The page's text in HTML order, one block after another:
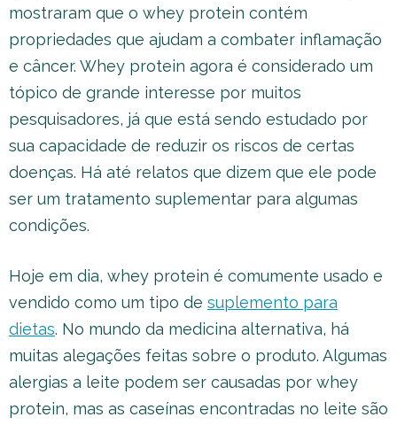
mostraram que o whey protein contém
propriedades que ajudam a combater inflamação
e câncer. Whey protein agora é considerado um
tópico de grande interesse por muitos
pesquisadores, já que está sendo estudado por
sua capacidade de reduzir os riscos de certas
doenças. Há até relatos que dizem que ele pode
ser um tratamento suplementar para algumas
condições.
Hoje em dia, whey protein é comumente usado e
vendido como um tipo de suplemento para
dietas. No mundo da medicina alternativa, há
muitas alegações feitas sobre o produto. Algumas
alergias a leite podem ser causadas por whey
protein, mas as caseínas encontradas no leite são